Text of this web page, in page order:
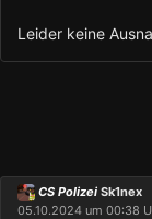
Leider keine
CS Polizei Sk1nex
05.10.2024 um 00:38